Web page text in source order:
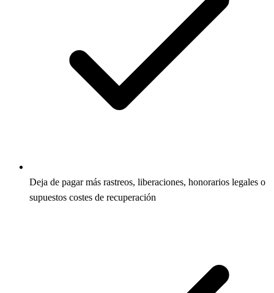
Deja de pagar más rastreos, liberaciones, honorarios legales o
supuestos costes de recuperación